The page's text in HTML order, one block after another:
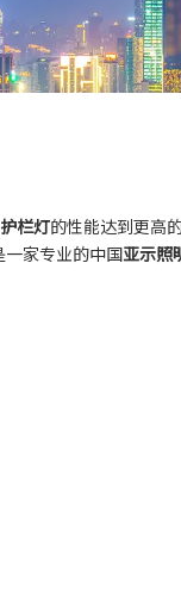
栏灯的性能达到更高
一家专业的中国亚示照